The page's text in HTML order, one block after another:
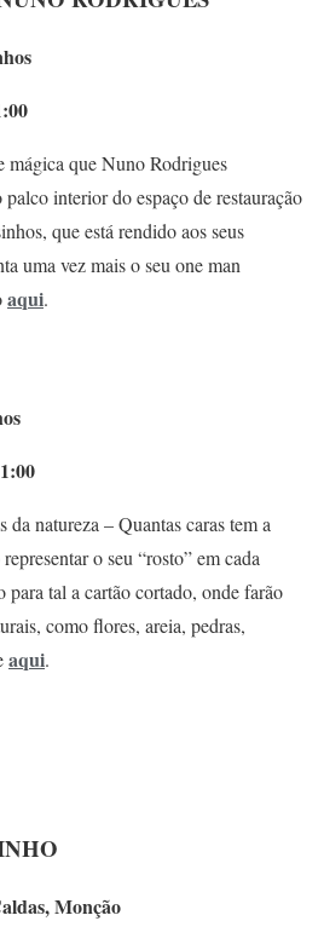
mágica que Nuno Rodrigues
interior do espaço de restauração
que está rendido aos seus
uma vez mais o seu one man
aqui.
natureza – Quantas caras tem a
o seu “rosto” em cada
para tal a cartão cortado, onde farão
como flores, areia, pedras,
aqui.
Monção